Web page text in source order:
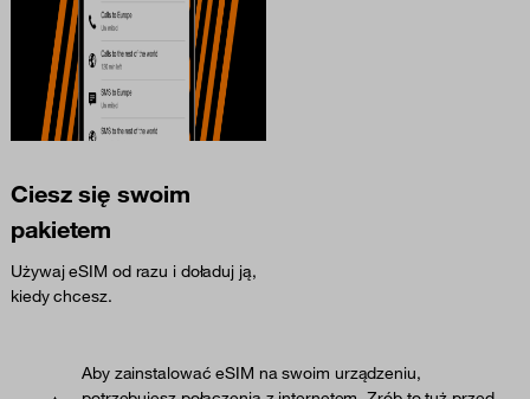
Ciesz się swoim
pakietem
Używaj eSIM od razu i doładuj ją,
kiedy chcesz.
Aby zainstalować eSIM na swoim urządzeniu,